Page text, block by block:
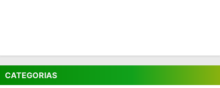
CATEGORIAS